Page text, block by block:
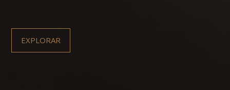
EXPLORAR